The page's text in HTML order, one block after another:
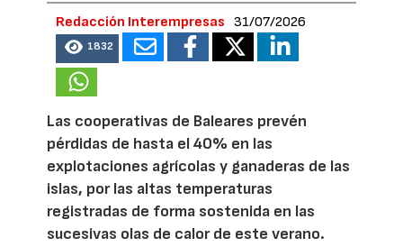
Redacción Interempresas 31/07/2026
1832
Las cooperativas de Baleares prevén
pérdidas de hasta el 40% en las
explotaciones agrícolas y ganaderas de las
islas, por las altas temperaturas
registradas de forma sostenida en las
sucesivas olas de calor de este verano.